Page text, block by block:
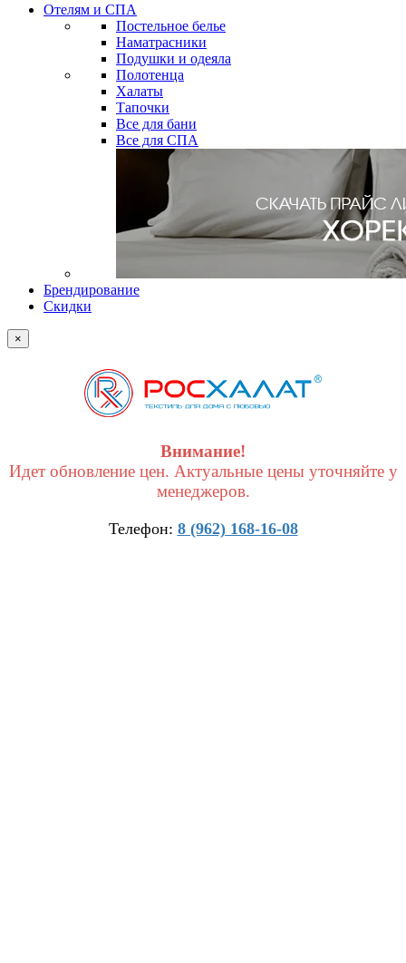
Отелям и СПА
Постельное белье
Наматрасники
Подушки и одеяла
Полотенца
Халаты
Тапочки
Все для бани
Все для СПА
Брендирование
Скидки
×
Внимание!
Идет обновление цен. Актуальные цены уточняйте у
менеджеров.
Телефон: 8 (962) 168-16-08